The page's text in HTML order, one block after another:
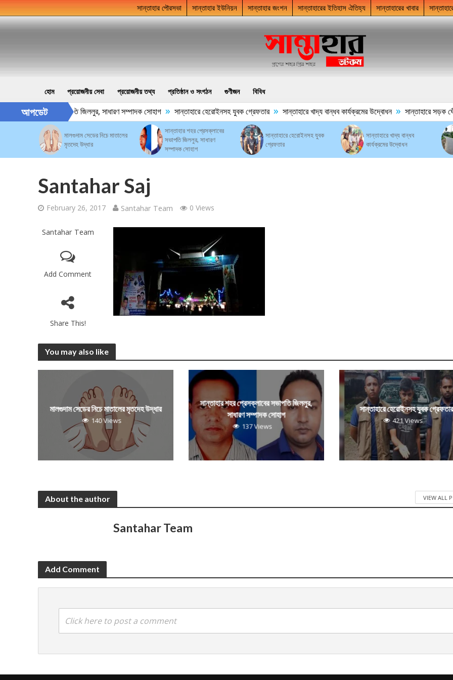
সান্তাহার পৌরসভা সান্তাহার ইউনিয়ন সান্তাহার জংশন সান্তাহারের ইতিহাস ঐতিহ্য সান্তাহারের খাবার
হোম প্রয়োজনীয় সেবা প্রয়োজনীয় তথ্য প্রতিষ্ঠান ও সংগঠন গুণীজন বিবিধ
আপডেট
শহর প্রেসক্লাবের সভাপতি জিললুর, সাধারণ সম্পাদক সোহাগ » সান্তাহারে হেরোইনসহ যুবক গ্রেফতার » সান্তাহারে খাদ্য বান্ধব কার্যক্রমের উদ্বোধন » সান্তাহারে সড়ক
মালগুদাম সেডের নিচে মাতালের
মৃতদেহ উদ্ধার
সান্তাহার শহর প্রেসক্লাবের
সভাপতি জিললুর, সাধারণ
সম্পাদক সোহাগ
সান্তাহারে হেরোইনসহ যুবক
গ্রেফতার
সান্তাহারে খাদ্য বান্ধব
কার্যক্রমের উদ্বোধন
Santahar Saj
February 26, 2017 Santahar Team 0 Views
Santahar Team
Add Comment
Share This!
You may also like
মালগুদাম সেডের নিচে মাতালের মৃতদেহ উদ্ধার
140 Views
সান্তাহার শহর প্রেসক্লাবের সভাপতি জিললুর,
সাধারণ সম্পাদক সোহাগ
137 Views
সান্তাহারে হেরোইনসহ যুবক গ্রেফতার
421 Views
About the author VIEW ALL
Santahar Team
Add Comment
Click here to post a comment